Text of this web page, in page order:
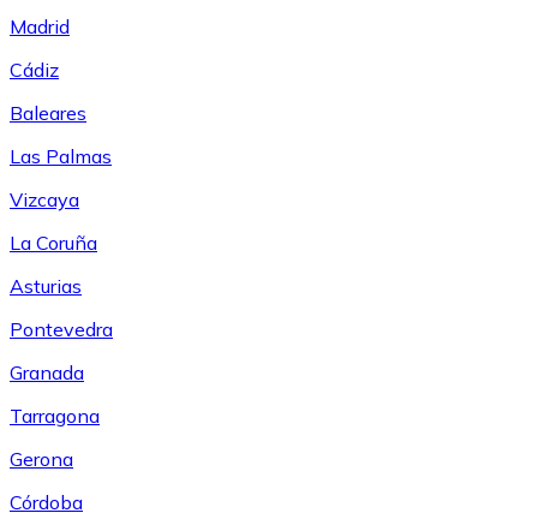
Madrid
Cádiz
Baleares
Las Palmas
Vizcaya
La Coruña
Asturias
Pontevedra
Granada
Tarragona
Gerona
Córdoba